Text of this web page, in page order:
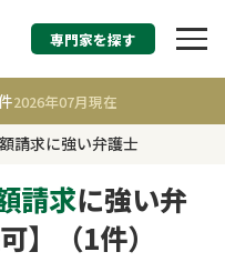
相続税申告・相続手
北海道
所 1191
件
専門家を探す
2026年07月現在
請求に強い弁護士
請求に強い弁
】（1件）